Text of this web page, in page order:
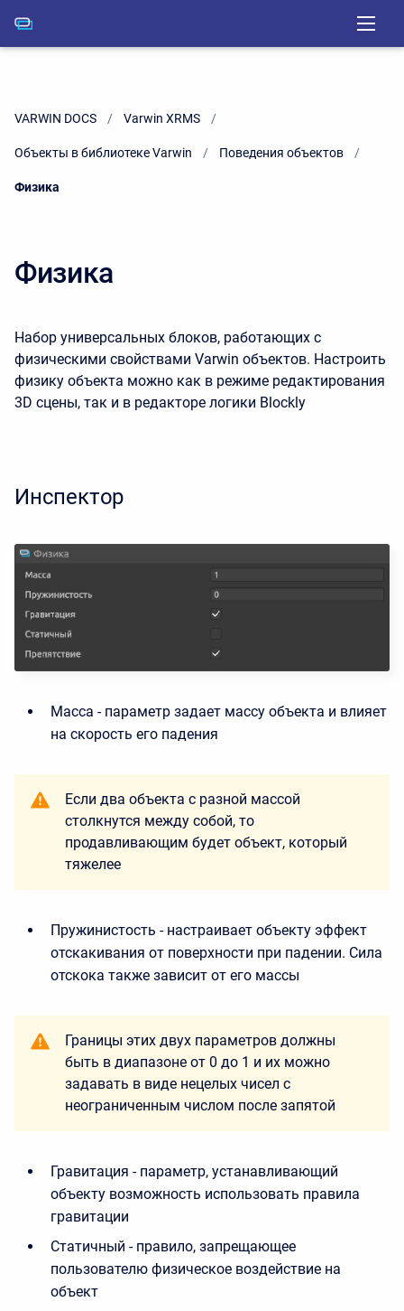
VARWIN DOCS Varwin XRMS
Объекты в библиотеке Varwin Поведения объектов
Current:
Физика
Физика
Набор универсальных блоков, работающих с
физическими свойствами Varwin объектов. Настроить
физику объекта можно как в режиме редактирования
3D сцены, так и в редакторе логики Blockly
Инспектор
Масса - параметр задает массу объекта и влияет
на скорость его падения
Если два объекта с разной массой
столкнутся между собой, то
продавливающим будет объект, который
тяжелее
Пружинистость - настраивает объекту эффект
отскакивания от поверхности при падении. Сила
отскока также зависит от его массы
Границы этих двух параметров должны
быть в диапазоне от 0 до 1 и их можно
задавать в виде нецелых чисел с
неограниченным числом после запятой
Гравитация - параметр, устанавливающий
объекту возможность использовать правила
гравитации
Статичный - правило, запрещающее
пользователю физическое воздействие на
объект